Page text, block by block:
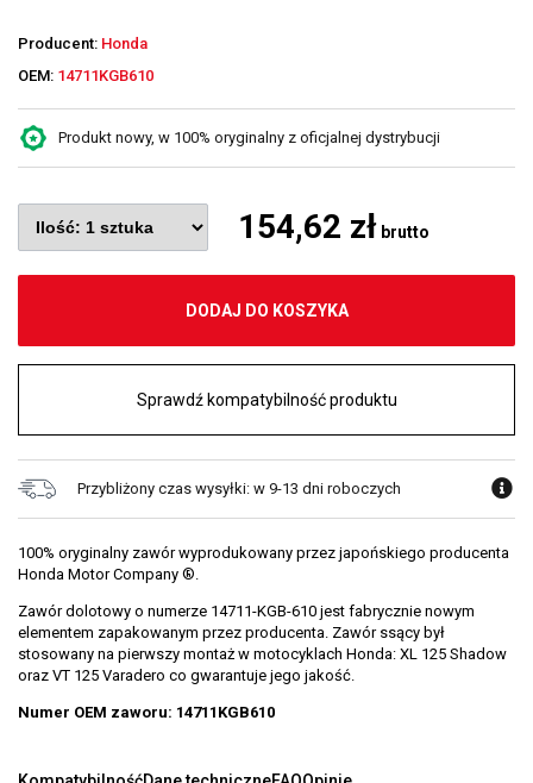
Producent: Honda
OEM: 14711KGB610
Produkt nowy, w 100% oryginalny z oficjalnej dystrybucji
154,62 zł brutto
DODAJ DO KOSZYKA
Sprawdź kompatybilność produktu
Przybliżony czas wysyłki: w 9-13 dni roboczych
100% oryginalny zawór wyprodukowany przez japońskiego producenta
Honda Motor Company ®.
Zawór dolotowy o numerze 14711-KGB-610 jest fabrycznie nowym
elementem zapakowanym przez producenta. Zawór ssący był
stosowany na pierwszy montaż w motocyklach Honda: XL 125 Shadow
oraz VT 125 Varadero co gwarantuje jego jakość.
Numer OEM zaworu: 14711KGB610